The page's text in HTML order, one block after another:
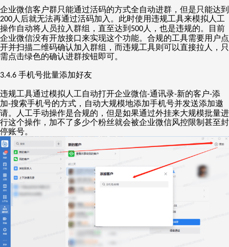
企业微信客户群只能通过活码的方式全自动进群，但是只能达到
200人后就无法再通过活码加入。此时使用违规工具来模拟人工
操作自动将人员拉入群组，直至达到 500人，也是违规的。目前
企业微信没有开放接口来实现这个功能。合规的工具需要用户点
开并扫描二维码确认加入群组，而违规工具则可以直接拉人，只
需点击绿色的确认进群按钮即可。
3.4.6 手机号批量添加好友
违规工具通过模拟人工自动打开企业微信-通讯录-新的客户-添
加-搜索手机号的方式，自动大规模地添加手机号并发送添加邀
请。人工手动操作是合规的，但是如果通过外挂来大规模批量进
行这个操作，加不了多少个粉丝就会被企业微信风控限制甚至封
停账号。